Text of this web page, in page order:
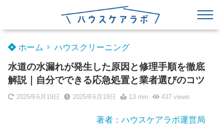
ホーム ハウスクリーニング
水道の水漏れが発生した原因と修理手順を徹底
解説｜自分でできる応急処置と業者選びのコツ
2025年6月19日 2025年6月19日 13 min 437 views
著者：ハウスケアラボ運営局